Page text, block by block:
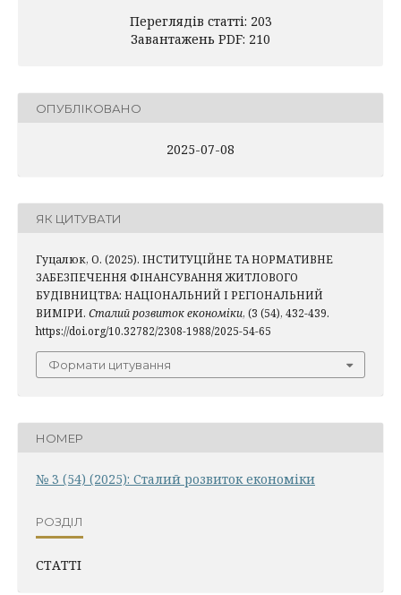
Переглядів статті: 203
Завантажень PDF: 210
ОПУБЛІКОВАНО
2025-07-08
ЯК ЦИТУВАТИ
Гуцалюк, О. (2025). ІНСТИТУЦІЙНЕ ТА НОРМАТИВНЕ
ЗАБЕЗПЕЧЕННЯ ФІНАНСУВАННЯ ЖИТЛОВОГО
БУДІВНИЦТВА: НАЦІОНАЛЬНИЙ І РЕГІОНАЛЬНИЙ
ВИМІРИ. Сталий розвиток економіки, (3 (54), 432-439.
https://doi.org/10.32782/2308-1988/2025-54-65
Формати цитування
НОМЕР
№ 3 (54) (2025): Сталий розвиток економіки
РОЗДІЛ
СТАТТІ